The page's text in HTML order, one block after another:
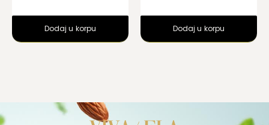
Dodaj u korpu Dodaj u korpu